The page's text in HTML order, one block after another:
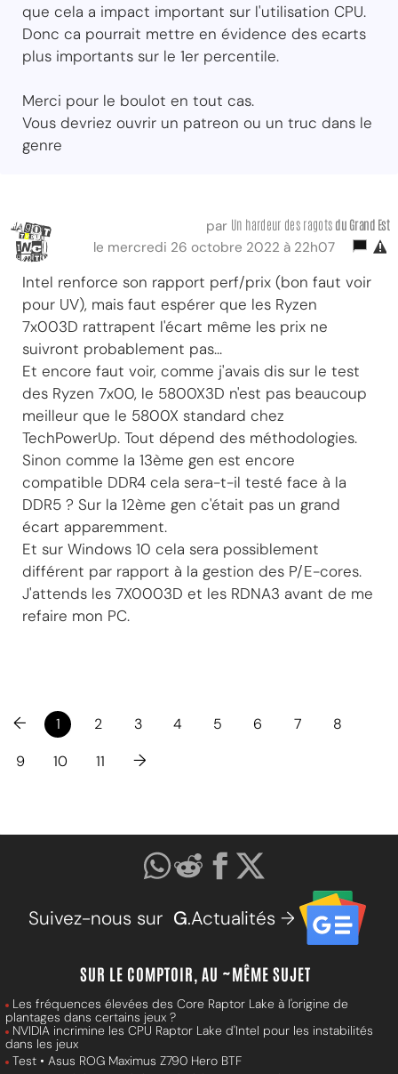
que cela a impact important sur l'utilisation CPU.
Donc ca pourrait mettre en évidence des ecarts
plus importants sur le 1er percentile.
Merci pour le boulot en tout cas.
Vous devriez ouvrir un patreon ou un truc dans le
genre
par Un hardeur des ragots du Grand Est
le mercredi 26 octobre 2022 à 22h07
Intel renforce son rapport perf/prix (bon faut voir
pour UV), mais faut espérer que les Ryzen
7x003D rattrapent l'écart même les prix ne
suivront probablement pas...
Et encore faut voir, comme j'avais dis sur le test
des Ryzen 7x00, le 5800X3D n'est pas beaucoup
meilleur que le 5800X standard chez
TechPowerUp. Tout dépend des méthodologies.
Sinon comme la 13ème gen est encore
compatible DDR4 cela sera-t-il testé face à la
DDR5 ? Sur la 12ème gen c'était pas un grand
écart apparemment.
Et sur Windows 10 cela sera possiblement
différent par rapport à la gestion des P/E-cores.
J'attends les 7X0003D et les RDNA3 avant de me
refaire mon PC.
← 1 2 3 4 5 6 7
8
9
10 11 →
Suivez-nous sur G.Actualités →
SUR LE COMPTOIR, AU ~MÊME SUJET
Les fréquences élevées des Core Raptor Lake à l'origine de
plantages dans certains jeux ?
NVIDIA incrimine les CPU Raptor Lake d'Intel pour les instabilités
dans les jeux
Test • Asus ROG Maximus Z790 Hero BTF